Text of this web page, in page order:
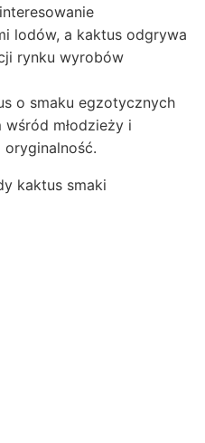
lodów, a kaktus odgrywa
rynku wyrobów
o smaku egzotycznych
młodzieży i
oryginalność.